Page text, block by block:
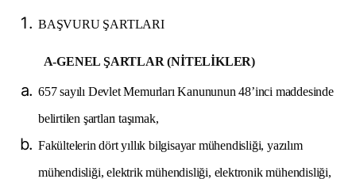
BAŞVURU ŞARTLARI
A-GENEL ŞARTLAR (NİTELİKLER)
657 sayılı Devlet Memurları Kanununun 48’inci maddesinde
belirtilen şartları taşımak,
Fakültelerin dört yıllık bilgisayar mühendisliği, yazılım
mühendisliği, elektrik mühendisliği, elektronik mühendisliği,